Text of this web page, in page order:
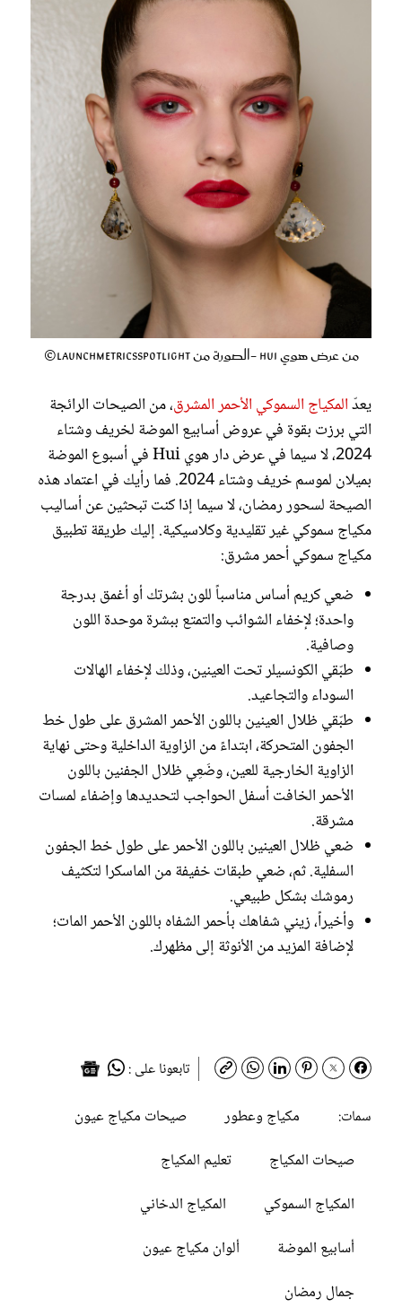
من عرض هوي Hui -الصورة من LaunchmetricsSpotlight©
يعدّالمكياج السموكي الأحمر المشرق، من الصيحات الرائجة
التي برزت بقوة في عروض أسابيع الموضة لخريف وشتاء
2024، لا سيما في عرض دار هوي Hui في أسبوع الموضة
بميلان لموسم خريف وشتاء 2024. فما رأيك في اعتماد هذه
الصيحة لسحور رمضان، لا سيما إذا كنت تبحثين عن أساليب
مكياج سموكي غير تقليدية وكلاسيكية. إليك طريقة تطبيق
مكياج سموكي أحمر مشرق:
ضعي كريم أساس مناسباً للون بشرتك أو أغمق بدرجة
واحدة؛ لإخفاء الشوائب والتمتع ببشرة موحدة اللون
وصافية.
طبّقي الكونسيلر تحت العينين، وذلك لإخفاء الهالات
السوداء والتجاعيد.
طبّقي ظلال العينين باللون الأحمر المشرق على طول خط
الجفون المتحركة، ابتداءً من الزاوية الداخلية وحتى نهاية
الزاوية الخارجية للعين، وضَعِي ظلال الجفنين باللون
الأحمر الخافت أسفل الحواجب لتحديدها وإضفاء لمسات
مشرقة.
ضعي ظلال العينين باللون الأحمر على طول خط الجفون
السفلية. ثم، ضعي طبقات خفيفة من الماسكرا لتكثيف
رموشك بشكل طبيعي.
وأخيراً، زيني شفاهك بأحمر الشفاه باللون الأحمر المات؛
لإضافة المزيد من الأنوثة إلى مظهرك.
تابعونا على :
سمات:
مكياج وعطور
صيحات مكياج عيون
صيحات المكياج
تعليم المكياج
المكياج السموكي
المكياج الدخاني
أسابيع الموضة
ألوان مكياج عيون
جمال رمضان